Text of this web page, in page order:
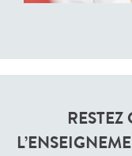
RESTEZ